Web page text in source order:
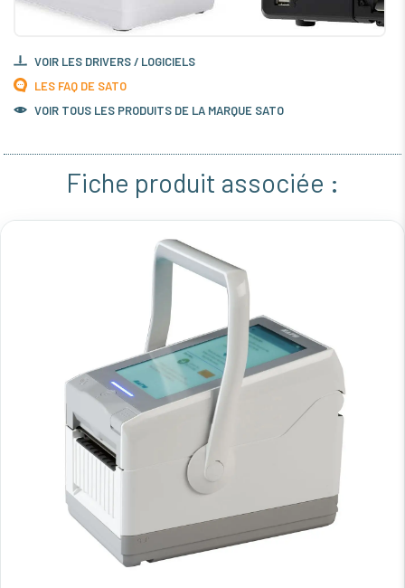
VOIR LES DRIVERS / LOGICIELS
LES FAQ DE SATO
VOIR TOUS LES PRODUITS DE LA MARQUE SATO
Fiche produit associée :